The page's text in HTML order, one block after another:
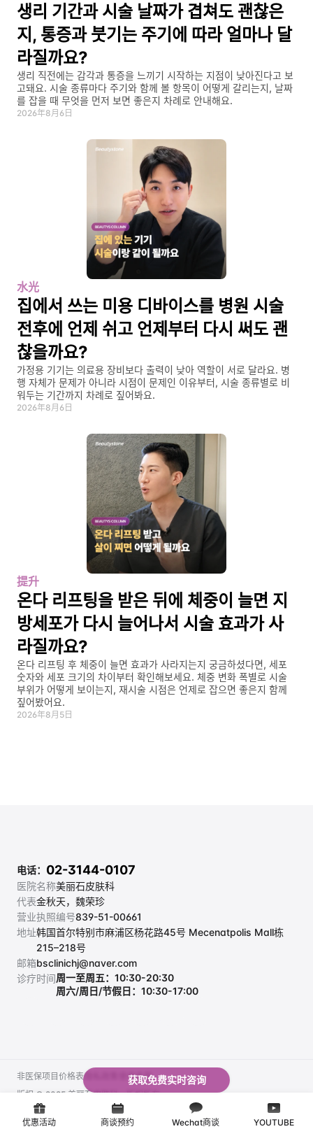
생리 기간과 시술 날짜가 겹쳐도 괜찮은
지, 통증과 붓기는 주기에 따라 얼마나 달
라질까요?
생리 직전에는 감각과 통증을 느끼기 시작하는 지점이 낮아진다고 보
고돼요. 시술 종류마다 주기와 함께 볼 항목이 어떻게 갈리는지, 날짜
를 잡을 때 무엇을 먼저 보면 좋은지 차례로 안내해요.
2026年8月6日
水光
집에서 쓰는 미용 디바이스를 병원 시술
전후에 언제 쉬고 언제부터 다시 써도 괜
찮을까요?
가정용 기기는 의료용 장비보다 출력이 낮아 역할이 서로 달라요. 병
행 자체가 문제가 아니라 시점이 문제인 이유부터, 시술 종류별로 비
워두는 기간까지 차례로 짚어봐요.
2026年8月6日
提升
온다 리프팅을 받은 뒤에 체중이 늘면 지
방세포가 다시 늘어나서 시술 효과가 사
라질까요?
온다 리프팅 후 체중이 늘면 효과가 사라지는지 궁금하셨다면, 세포
숫자와 세포 크기의 차이부터 확인해보세요. 체중 변화 폭별로 시술
부위가 어떻게 보이는지, 재시술 시점은 언제로 잡으면 좋은지 함께
짚어봤어요.
2026年8月5日
医院名称美丽石皮肤科
代表金秋天，魏荣珍
营业执照编号839-51-00661
地址韩国首尔特别市麻浦区杨花路45号 Mecenatpolis Mall栋
215–218号
邮箱bsclinichj@naver.com
诊疗时间周一至周五：10:30-20:30
周六/周日/节假日：10:30-17:00
电话： 02-3144-0107
版权 © 2025 美丽石皮肤科。版权所有。
非医保项目价格表
非医保项目价格表
隐私政策
隐私政策
使用条款
优惠活动 商谈预约 Wechat商谈 YOUTUBE
获取免费实时咨询